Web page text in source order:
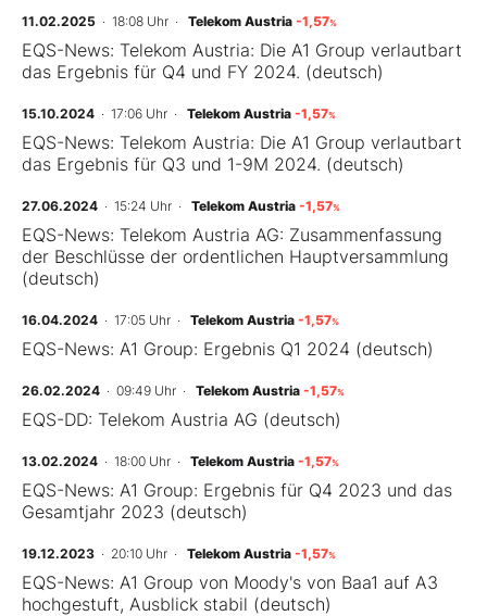
Folgen Sie uns
Kontakt
11.02.2025 · 18:08 Uhr · Telekom Austria -1,57%
EQS-News: Telekom Austria: Die A1 Group verlautbart
das Ergebnis für Q4 und FY 2024. (deutsch)
15.10.2024 · 17:06 Uhr · Telekom Austria -1,57%
EQS-News: Telekom Austria: Die A1 Group verlautbart
das Ergebnis für Q3 und 1-9M 2024. (deutsch)
27.06.2024 · 15:24 Uhr · Telekom Austria -1,57%
EQS-News: Telekom Austria AG: Zusammenfassung
der Beschlüsse der ordentlichen Hauptversammlung
(deutsch)
16.04.2024 · 17:05 Uhr · Telekom Austria -1,57%
EQS-News: A1 Group: Ergebnis Q1 2024 (deutsch)
26.02.2024 · 09:49 Uhr · Telekom Austria -1,57%
EQS-DD: Telekom Austria AG (deutsch)
13.02.2024 · 18:00 Uhr · Telekom Austria -1,57%
EQS-News: A1 Group: Ergebnis für Q4 2023 und das
Gesamtjahr 2023 (deutsch)
19.12.2023 · 20:10 Uhr · Telekom Austria -1,57%
EQS-News: A1 Group von Moody's von Baa1 auf A3
hochgestuft, Ausblick stabil (deutsch)